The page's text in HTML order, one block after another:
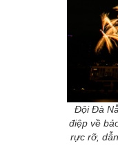
Đội Đà
điệp về
rực rỡ,